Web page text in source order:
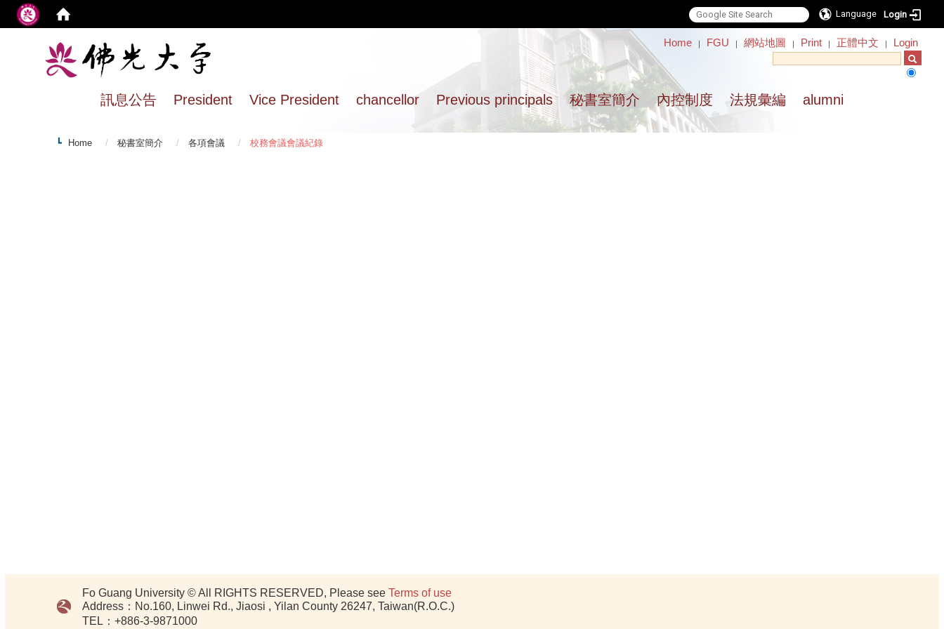
Language Login
Home ｜ FGU ｜ 網站地圖 ｜ Print ｜ 正體中文 ｜ Login
訊息公告 President Vice President chancellor Previous principals 秘書室簡介 內控制度 法規彙編 alumni
Home 秘書室簡介 各項會議 校務會議會議紀錄
Fo Guang University © All RIGHTS RESERVED, Please see Terms of use
Address：No.160, Linwei Rd., Jiaosi , Yilan County 26247, Taiwan(R.O.C.)
TEL：+886-3-9871000